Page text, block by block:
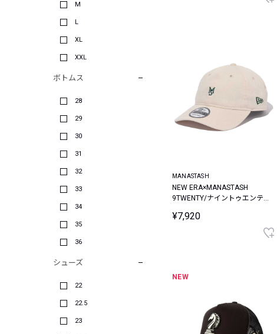
M
L
XL
XXL
ボトムス
28
29
30
31
32
33
34
35
36
シューズ
22
22.5
23
MANASTASH
NEW ERA×MANASTASH
9TWENTY/ナイントゥエンテ
¥7,920
NEW